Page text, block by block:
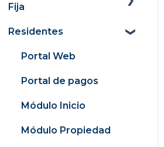
recaudación
Comunidad conectada
Contabilidad y finanzas
Consejeria
Remuneraciones
Fija
Panel
Recaudación
Cargos
Medidores
Facturación 4.0
Residentes
Portal Web
Portal de pagos
Módulo Inicio
Módulo Propiedad